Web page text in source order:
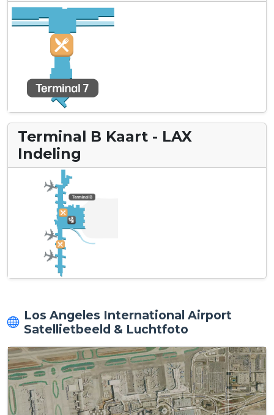
Terminal B Kaart - LAX
Indeling
Los Angeles International Airport
Satellietbeeld & Luchtfoto